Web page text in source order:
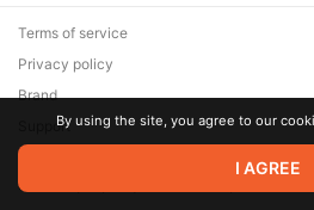
© 2026 Zaya Solutions Limited. All
are the property of their respective
Terms of service
Privacy policy
Brand
SupportBy using the site, you agree to our
I AGREE